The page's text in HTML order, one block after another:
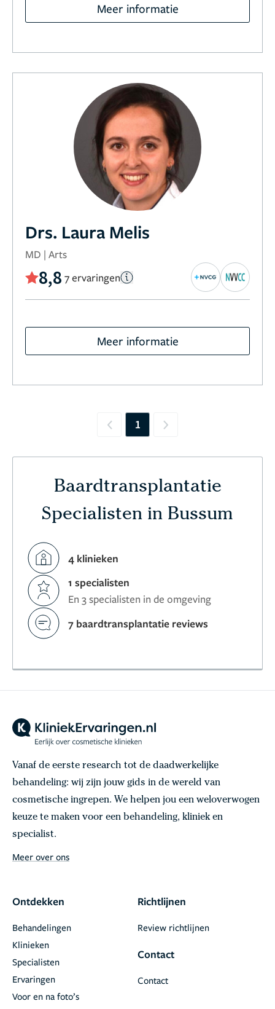
Meer informatie
Drs. Laura Melis
MD | Arts
8,8 7 ervaringen
Meer informatie
Previous
1 Next
Baardtransplantatie
Specialisten in Bussum
4 klinieken
1 specialisten
En 3 specialisten in de omgeving
7 baardtransplantatie reviews
Vanaf de eerste research tot de daadwerkelijke
behandeling: wij zijn jouw gids in de wereld van
cosmetische ingrepen. We helpen jou een weloverwogen
keuze te maken voor een behandeling, kliniek en
specialist.
Meer over ons
Ontdekken
Behandelingen
Klinieken
Specialisten
Ervaringen
Voor en na foto’s
Richtlijnen
Review richtlijnen
Contact
Contact